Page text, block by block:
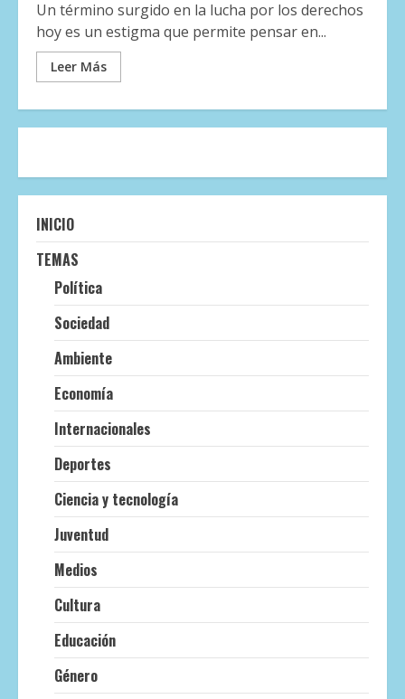
Un término surgido en la lucha por los derechos
hoy es un estigma que permite pensar en...
Leer Más
INICIO
TEMAS
Política
Sociedad
Ambiente
Economía
Internacionales
Deportes
Ciencia y tecnología
Juventud
Medios
Cultura
Educación
Género